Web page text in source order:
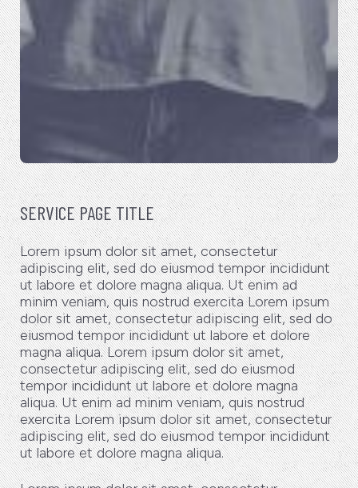
SERVICE PAGE TITLE
Lorem ipsum dolor sit amet, consectetur
adipiscing elit, sed do eiusmod tempor incididunt
ut labore et dolore magna aliqua. Ut enim ad
minim veniam, quis nostrud exercita Lorem ipsum
dolor sit amet, consectetur adipiscing elit, sed do
eiusmod tempor incididunt ut labore et dolore
magna aliqua. Lorem ipsum dolor sit amet,
consectetur adipiscing elit, sed do eiusmod
tempor incididunt ut labore et dolore magna
aliqua. Ut enim ad minim veniam, quis nostrud
exercita Lorem ipsum dolor sit amet, consectetur
adipiscing elit, sed do eiusmod tempor incididunt
ut labore et dolore magna aliqua.